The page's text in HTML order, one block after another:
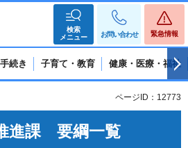
検索
メニュー
お問い合わせ 緊急情報
続き 子育て・教育 健康・医療・福祉
ページID：12773
進課 要綱一覧